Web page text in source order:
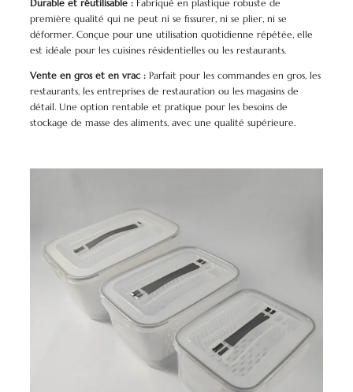
Durable et réutilisable :Fabriqué en plastique robuste de
première qualité qui ne peut ni se fissurer, ni se plier, ni se
déformer. Conçue pour une utilisation quotidienne répétée, elle
est idéale pour les cuisines résidentielles ou les restaurants.
Vente en gros et en vrac : Parfait pour les commandes en gros, les
restaurants, les entreprises de restauration ou les magasins de
détail. Une option rentable et pratique pour les besoins de
stockage de masse des aliments, avec une qualité supérieure.